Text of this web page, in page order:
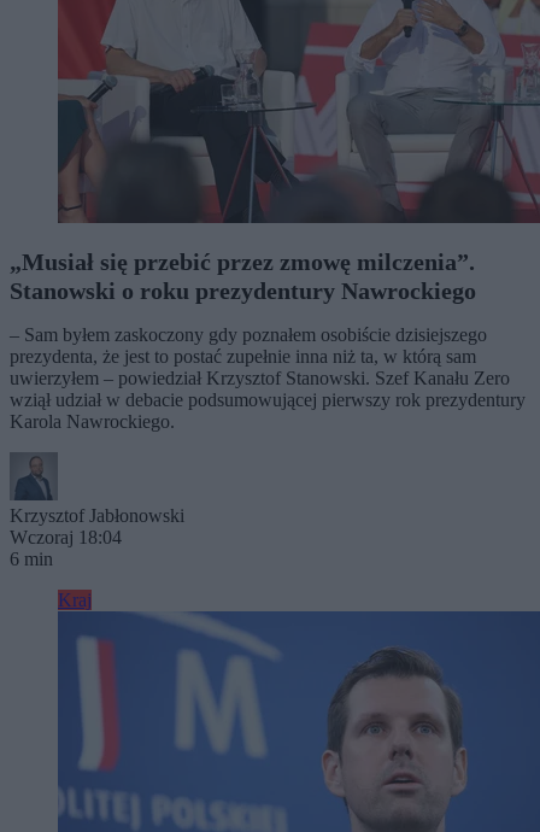
„Musiał się przebić przez zmowę milczenia”.
Stanowski o roku prezydentury Nawrockiego
– Sam byłem zaskoczony gdy poznałem osobiście dzisiejszego
prezydenta, że jest to postać zupełnie inna niż ta, w którą sam
uwierzyłem – powiedział Krzysztof Stanowski. Szef Kanału Zero
wziął udział w debacie podsumowującej pierwszy rok prezydentury
Karola Nawrockiego.
Krzysztof Jabłonowski
Wczoraj 18:04
6 min
Kraj